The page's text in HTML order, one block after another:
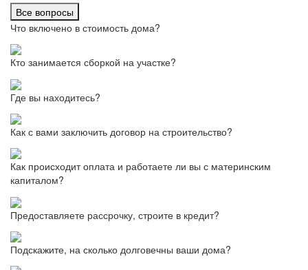
Все вопросы
Что включено в стоимость дома?
Кто занимается сборкой на участке?
Где вы находитесь?
Как с вами заключить договор на строительство?
Как происходит оплата и работаете ли вы с материнским
капиталом?
Предоставляете рассрочку, строите в кредит?
Подскажите, на сколько долговечны ваши дома?